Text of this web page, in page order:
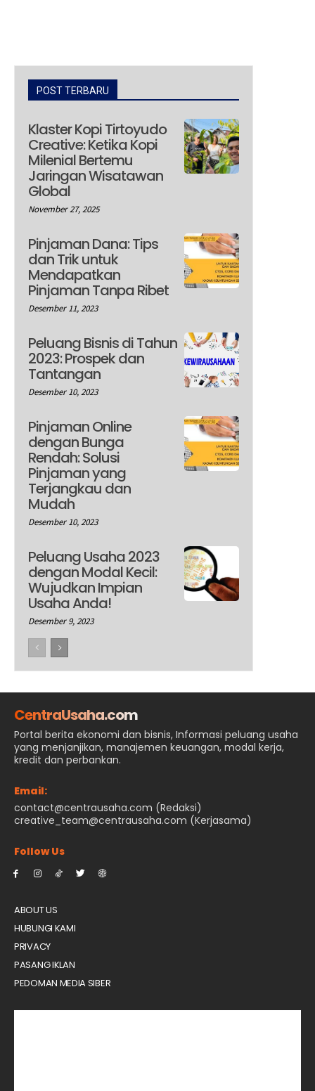
POST TERBARU
Klaster Kopi Tirtoyudo
Creative: Ketika Kopi
Milenial Bertemu
Jaringan Wisatawan
Global
November 27, 2025
Pinjaman Dana: Tips
dan Trik untuk
Mendapatkan
Pinjaman Tanpa Ribet
Desember 11, 2023
Peluang Bisnis di Tahun
2023: Prospek dan
Tantangan
Desember 10, 2023
Pinjaman Online
dengan Bunga
Rendah: Solusi
Pinjaman yang
Terjangkau dan
Mudah
Desember 10, 2023
Peluang Usaha 2023
dengan Modal Kecil:
Wujudkan Impian
Usaha Anda!
Desember 9, 2023
CentraUsaha.com
Portal berita ekonomi dan bisnis, Informasi peluang usaha
yang menjanjikan, manajemen keuangan, modal kerja,
kredit dan perbankan.
Email:
contact@centrausaha.com (Redaksi)
creative_team@centrausaha.com (Kerjasama)
Follow Us
ABOUT US
HUBUNGI KAMI
PRIVACY
PASANG IKLAN
PEDOMAN MEDIA SIBER